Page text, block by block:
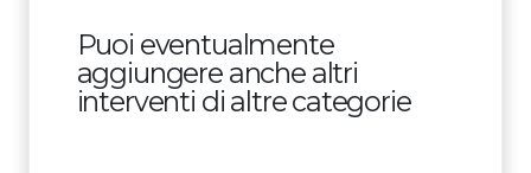
Puoi eventualmente
aggiungere anche altri
interventi di altre categorie